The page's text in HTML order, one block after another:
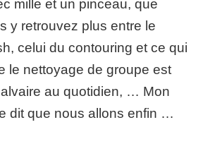
by
Maya
Glossy
Makeup
pinceau
mille et un pinceau, que
y retrouvez plus entre le
celui du contouring et ce qui
le nettoyage de groupe est
au quotidien, … Mon
dit que nous allons enfin …